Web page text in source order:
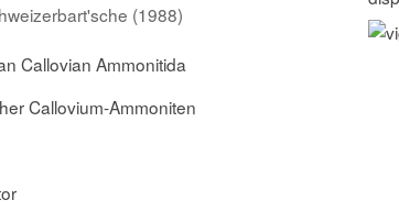
(1988)
Callovian Ammonitida
Callovium-Ammoniten